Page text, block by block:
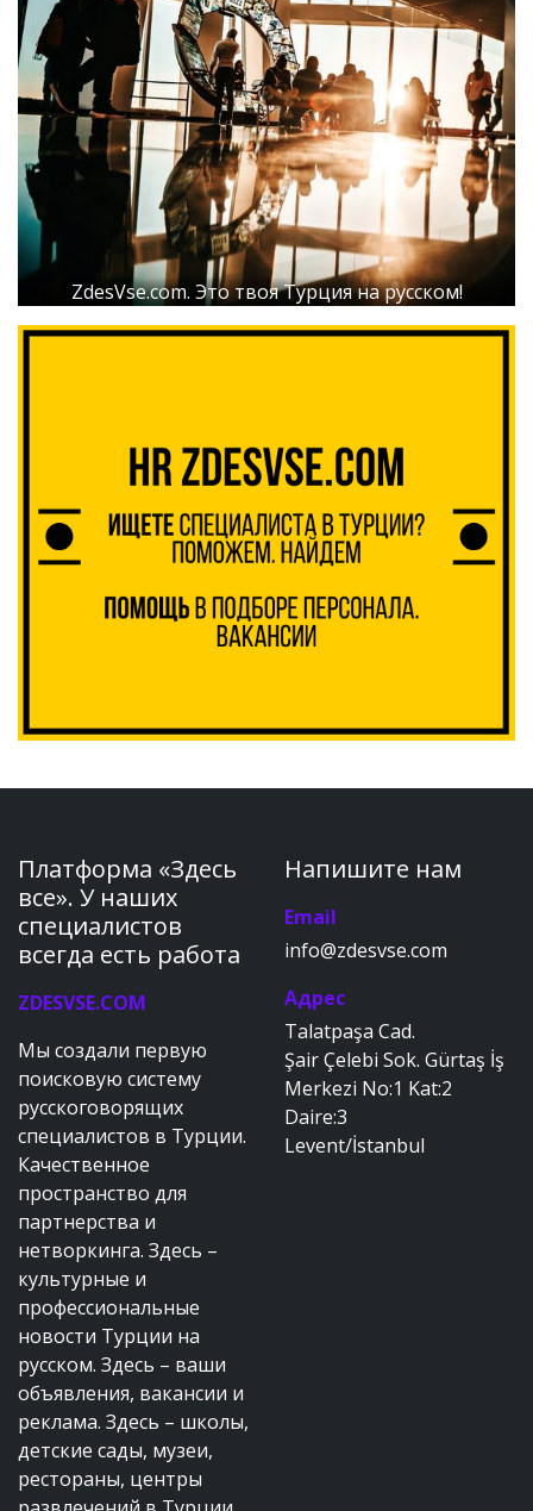
ZdesVse.com. Это твоя Турция на русском!
Платформа «Здесь
все». У наших
специалистов
всегда есть работа
ZDESVSE.COM
Мы создали первую
поисковую систему
русскоговорящих
специалистов в Турции.
Качественное
пространство для
партнерства и
нетворкинга. Здесь –
культурные и
профессиональные
новости Турции на
русском. Здесь – ваши
объявления, вакансии и
реклама. Здесь – школы,
детские сады, музеи,
рестораны, центры
Напишите нам
Email
info@zdesvse.com
Адрес
Talatpaşa Cad.
Şair Çelebi Sok. Gürtaş İş
Merkezi No:1 Kat:2
Daire:3
Levent/İstanbul